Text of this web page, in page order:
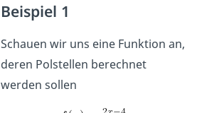
Beispiel 1
Schauen wir uns eine Funktion an,
deren Polstellen berechnet
werden sollen